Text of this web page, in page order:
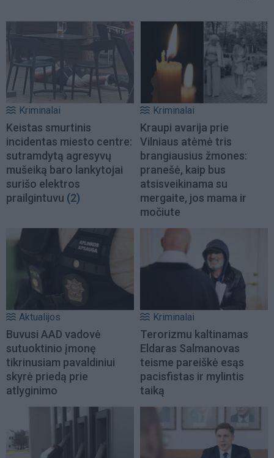
Kriminalai
Keistas smurtinis
incidentas miesto centre:
sutramdytą agresyvų
mušeiką baro lankytojai
surišo elektros
prailgintuvu (2)
Kriminalai
Kraupi avarija prie
Vilniaus atėmė tris
brangiausius žmones:
pranešė, kaip bus
atsisveikinama su
mergaite, jos mama ir
močiute
Aktualijos
Buvusi AAD vadovė
sutuoktinio įmonę
tikrinusiam pavaldiniui
skyrė priedą prie
atlyginimo
Kriminalai
Terorizmu kaltinamas
Eldaras Salmanovas
teisme pareiškė esąs
pacisfistas ir mylintis
taiką